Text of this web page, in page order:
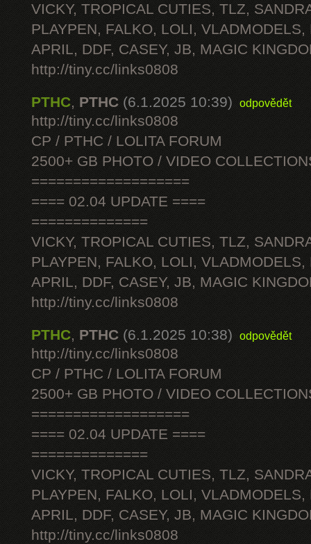
VICKY, TROPICAL CUTIES, TLZ,
PLAYPEN, FALKO, LOLI, VLADMODELS,
APRIL, DDF, CASEY, JB, MAGIC
http://tiny.cc/links0808
PTHC, PTHC (6.1.2025 10:39) odpovědět
http://tiny.cc/links0808
CP / PTHC / LOLITA FORUM
2500+ GB PHOTO / VIDEO
===================
==== 02.04 UPDATE ====
==============
VICKY, TROPICAL CUTIES, TLZ,
PLAYPEN, FALKO, LOLI, VLADMODELS,
APRIL, DDF, CASEY, JB, MAGIC
http://tiny.cc/links0808
PTHC, PTHC (6.1.2025 10:38) odpovědět
http://tiny.cc/links0808
CP / PTHC / LOLITA FORUM
2500+ GB PHOTO / VIDEO
===================
==== 02.04 UPDATE ====
==============
VICKY, TROPICAL CUTIES, TLZ,
PLAYPEN, FALKO, LOLI, VLADMODELS,
APRIL, DDF, CASEY, JB, MAGIC
http://tiny.cc/links0808